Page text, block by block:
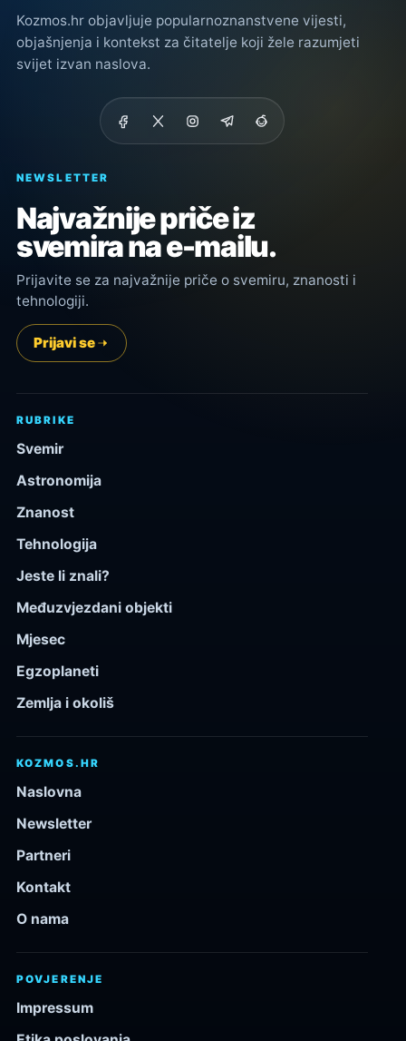
Kozmos.hr objavljuje popularnoznanstvene vijesti,
objašnjenja i kontekst za čitatelje koji žele razumjeti
svijet izvan naslova.
NEWSLETTER
Najvažnije priče iz
svemira na e-mailu.
Prijavite se za najvažnije priče o svemiru, znanosti i
tehnologiji.
Prijavi se
RUBRIKE
Svemir
Astronomija
Znanost
Tehnologija
Jeste li znali?
Međuzvjezdani objekti
Mjesec
Egzoplaneti
Zemlja i okoliš
KOZMOS.HR
Naslovna
Newsletter
Partneri
Kontakt
O nama
POVJERENJE
Impressum